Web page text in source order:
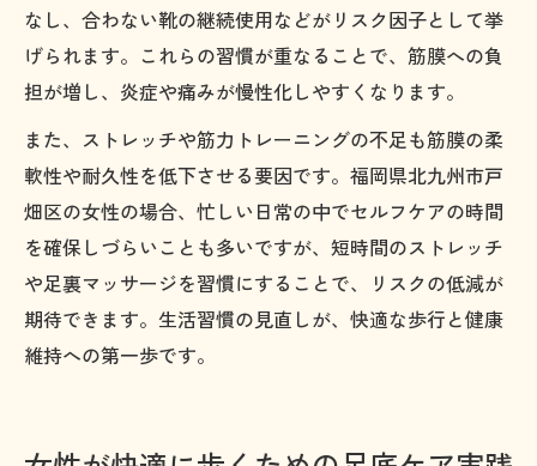
なし、合わない靴の継続使用などがリスク因子として挙
げられます。これらの習慣が重なることで、筋膜への負
担が増し、炎症や痛みが慢性化しやすくなります。
また、ストレッチや筋力トレーニングの不足も筋膜の柔
軟性や耐久性を低下させる要因です。福岡県北九州市戸
畑区の女性の場合、忙しい日常の中でセルフケアの時間
を確保しづらいことも多いですが、短時間のストレッチ
や足裏マッサージを習慣にすることで、リスクの低減が
期待できます。生活習慣の見直しが、快適な歩行と健康
維持への第一歩です。